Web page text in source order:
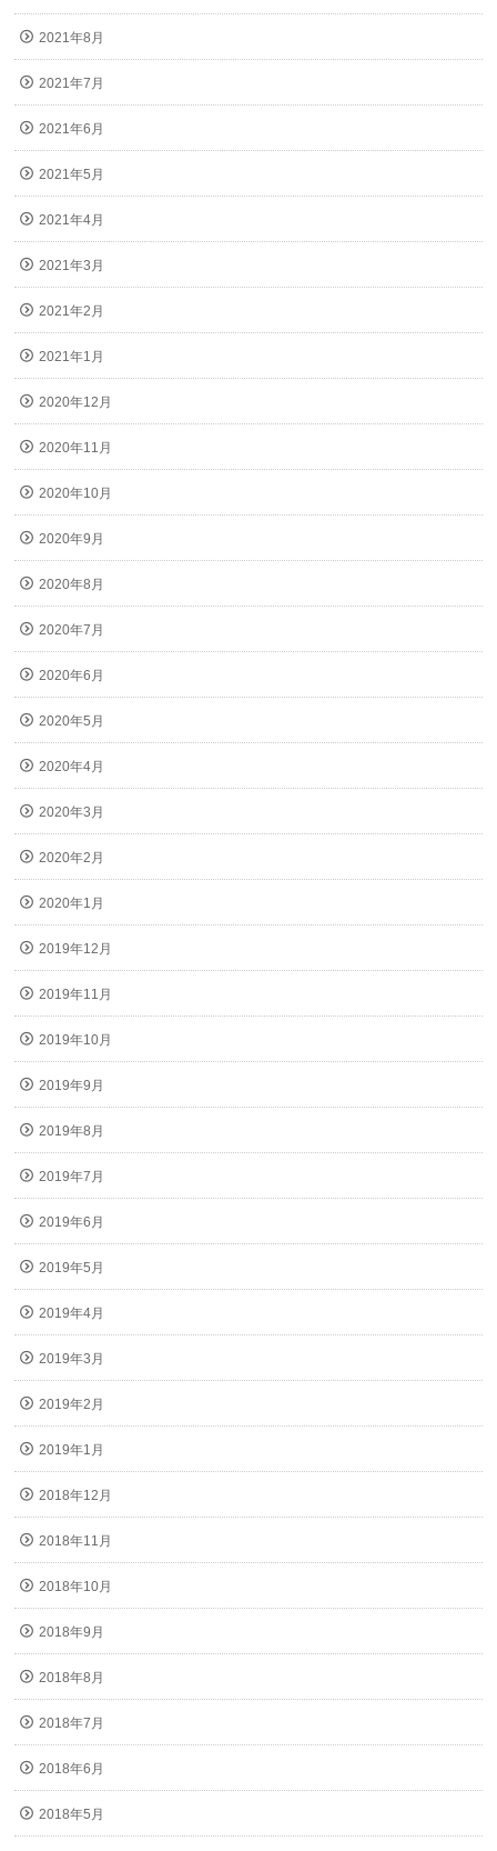
2021年8月
2021年7月
2021年6月
2021年5月
2021年4月
2021年3月
2021年2月
2021年1月
2020年12月
2020年11月
2020年10月
2020年9月
2020年8月
2020年7月
2020年6月
2020年5月
2020年4月
2020年3月
2020年2月
2020年1月
2019年12月
2019年11月
2019年10月
2019年9月
2019年8月
2019年7月
2019年6月
2019年5月
2019年4月
2019年3月
2019年2月
2019年1月
2018年12月
2018年11月
2018年10月
2018年9月
2018年8月
2018年7月
2018年6月
2018年5月